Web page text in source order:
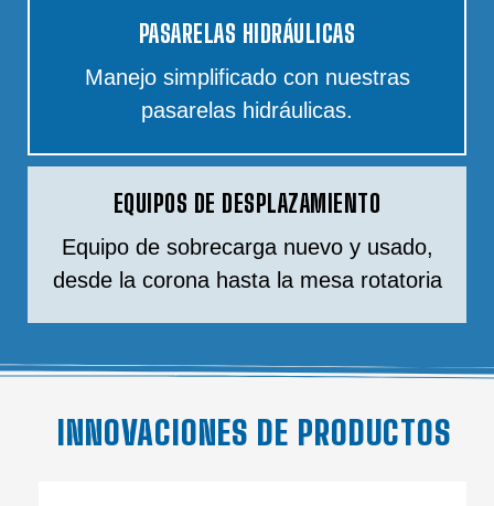
PASARELAS HIDRÁULICAS
Manejo simplificado con nuestras
pasarelas hidráulicas.
EQUIPOS DE DESPLAZAMIENTO
Equipo de sobrecarga nuevo y usado,
desde la corona hasta la mesa rotatoria
INNOVACIONES DE PRODUCTOS